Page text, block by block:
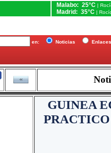
Malabo: 25°C |
Madrid: 35°C |
en: Noticias
GUINEA